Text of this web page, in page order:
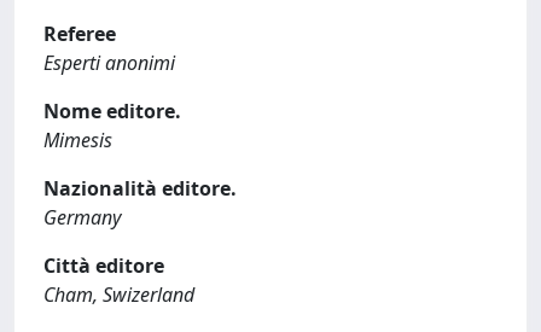
Referee
Esperti anonimi
Nome editore.
Mimesis
Nazionalità editore.
Germany
Città editore
Cham, Swizerland